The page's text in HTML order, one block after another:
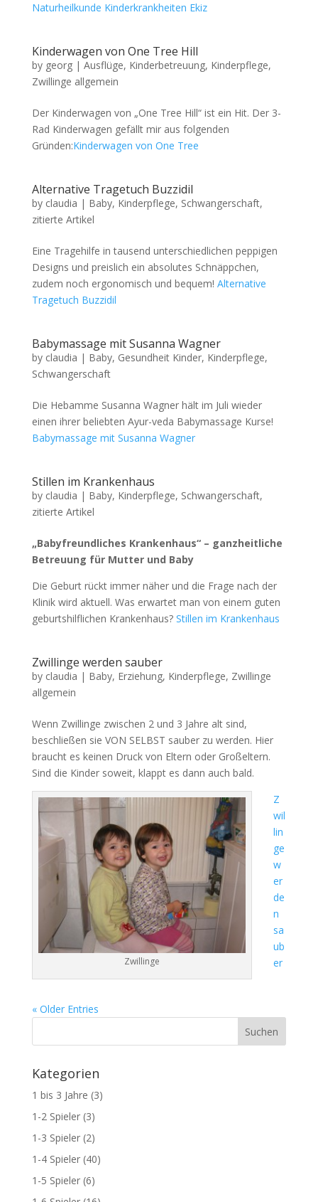
Naturheilkunde Kinderkrankheiten Ekiz
Kinderwagen von One Tree Hill
by georg| Ausflüge, Kinderbetreuung, Kinderpflege,
Zwillinge allgemein
Der Kinderwagen von „One Tree Hill“ ist ein Hit. Der 3-
Rad Kinderwagen gefällt mir aus folgenden
Gründen:Kinderwagen von One Tree
Alternative Tragetuch Buzzidil
by claudia | Baby, Kinderpflege, Schwangerschaft,
zitierte Artikel
Eine Tragehilfe in tausend unterschiedlichen peppigen
Designs und preislich ein absolutes Schnäppchen,
zudem noch ergonomisch und bequem! Alternative
Tragetuch Buzzidil
Babymassage mit Susanna Wagner
by claudia | Baby, Gesundheit Kinder, Kinderpflege,
Schwangerschaft
Die Hebamme Susanna Wagner hält im Juli wieder
einen ihrer beliebten Ayur-veda Babymassage Kurse!
Babymassage mit Susanna Wagner
Stillen im Krankenhaus
by claudia | Baby, Kinderpflege, Schwangerschaft,
zitierte Artikel
„Babyfreundliches Krankenhaus“ – ganzheitliche
Betreuung für Mutter und Baby
Die Geburt rückt immer näher und die Frage nach der
Klinik wird aktuell. Was erwartet man von einem guten
geburtshilflichen Krankenhaus? Stillen im Krankenhaus
Zwillinge werden sauber
by claudia | Baby, Erziehung, Kinderpflege, Zwillinge
allgemein
Wenn Zwillinge zwischen 2 und 3 Jahre alt sind,
beschließen sie VON SELBST sauber zu werden. Hier
braucht es keinen Druck von Eltern oder Großeltern.
Sind die Kinder soweit, klappt es dann auch bald.
Zwillinge
Z
wil
lin
ge
w
er
de
n
sa
ub
er
« Older Entries
Kategorien
1 bis 3 Jahre (3)
1-2 Spieler(3)
1-3 Spieler(2)
1-4 Spieler(40)
1-5 Spieler(6)